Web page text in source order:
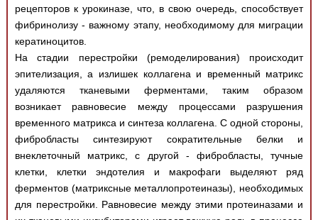
рецепторов к урокиназе, что, в свою очередь, способствует
фибринолизу - важному этапу, необходимому для миграции
кератиноцитов.
На стадии перестройки (ремоделирования) происходит
эпителизация, а излишек коллагена и временный матрикс
удаляются тканевыми ферментами, таким образом
возникает равновесие между процессами разрушения
временного матрикса и синтеза коллагена. С одной стороны,
фибробласты синтезируют сократительные белки и
внеклеточный матрикс, с другой - фибробласты, тучные
клетки, клетки эндотелия и макрофаги выделяют ряд
ферментов (матриксные металлопротеиназы), необходимых
для перестройки. Равновесие между этими протеиназами и